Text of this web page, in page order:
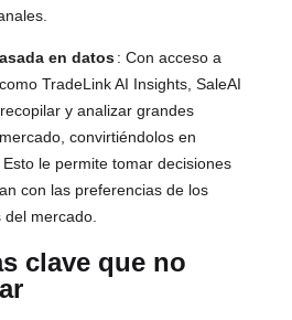
en datos: Con acceso a
TradeLink AI Insights, SaleAI
y analizar grandes
convirtiéndolos en
le permite tomar decisiones
con las preferencias de los
del mercado.
clave que no